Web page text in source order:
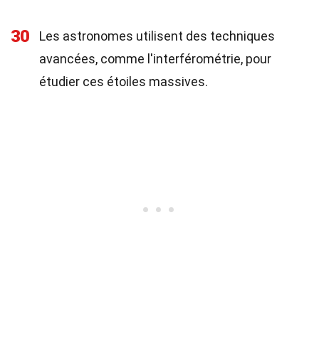
30
Les astronomes utilisent des techniques
avancées, comme l'interférométrie, pour
étudier ces étoiles massives.